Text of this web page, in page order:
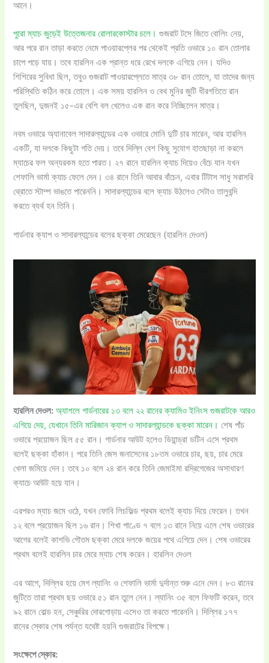
আনে।
পুরো ম্যাচ জুড়েই উত্তেজনার রোলারকোস্টার চলে। গুজরাট টসে জিতে বোলিং নেয়,
আর পরে রান তাড়া করতে নেমে পাওয়ারপ্লের পর থেকেই প্রতি ওভারে ১০ রান তোলার
চাপে পড়ে যায়। তবে হারলিন এক প্রান্ত ধরে রেখে দলকে এগিয়ে নেন। যদিও
শিশিরের সুবিধা ছিল, তবুও গুজরাট পাওয়ারপ্লেতে মাত্র ৩৮ রান তোলে, যা তাদের জন্য
পরিস্থিতি কঠিন করে তোলে। এক সময় হারলিন ও বেথ মুনির জুটি ধীরগতিতে রান
তুলছিল, দুজনই ১৫-এর বেশি বল খেলেও এক রান করে নিচ্ছিলেন মাত্র।
নবম ওভারে অ্যানাবেল সাদারল্যান্ডের এক ওভারে মোনি দুটি চার মারেন, আর হারলিন
একটি, যা দলকে কিছুটা গতি দেয়। তবে দিল্লি বেশ কিছু সুযোগ হাতছাড়া না করলে
ম্যাচের ফল অন্যরকম হতে পারত। ২৭ রানে হারলিন ক্যাচ দিয়েও বেঁচে যান যখন
শেফালি ভার্মা ক্যাচ ফেলে দেন। ৩৪ রানে তিনি আবার বাঁচেন, এবার টিটাস সাধু সরাসরি
থ্রোতে স্টাম্প ভাঙতে পারেননি। সাদারল্যান্ডের বলে ক্যাচ উঠলেও সেটাও তালুবন্দি
করতে ব্যর্থ হন তিনি।
গার্ডনার ক্যাপ ও সাদারল্যান্ডের বলের ছক্কা মেরেছেন (হারলিন দেওল)
হারলিন দেওল: অ্যাশলে গার্ডনারের ১৩ বলে ২২ রানের ক্যামিও ইনিংস গুজরাটকে আরও
এগিয়ে দেয়, যেখানে তিনি মারিজান ক্যাপ ও সাদারল্যান্ডকে ছক্কা মারেন। শেষ পাঁচ
ওভারে প্রয়োজন ছিল ৫৫ রান। গার্ডনার আউট হলেও ডিয়ান্ড্রা ডটিন এসে প্রথম
বলেই ছক্কা হাঁকান। পরে তিনি জেস জনাসেনের ১৮তম ওভারে চার, ছয়, চার মেরে
খেলা জমিয়ে দেন। তবে ১০ বলে ২৪ রান করে তিনি জেমাইমা রদ্রিগেজের অসাধারণ
ক্যাচে আউট হয়ে যান।
এরপরও ম্যাচ জমে ওঠে, যখন ফোবি লিচফিল্ড প্রথম বলেই ক্যাচ দিয়ে ফেরেন। তখন
১২ বলে প্রয়োজন ছিল ১৬ রান। শিখা পাণ্ডে ৭ বলে ১৩ রানে নিয়ে এলে শেষ ওভারের
আগের বলেই কাশভি গৌতম ছক্কা মেরে দলকে জয়ের পথে এগিয়ে দেন। শেষ ওভারের
প্রথম বলেই হারলিন চার মেরে ম্যাচ শেষ করেন। হারলিন দেওল
এর আগে, দিল্লির হয়ে মেগ ল্যানিং ও শেফালি ভার্মা দুর্দান্ত শুরু এনে দেন। ৮৩ রানের
জুটিতে তারা প্রথম ছয় ওভারে ৫১ রান তুলে নেন। ল্যানিং ৩৫ বলে ফিফটি করেন, তবে
৯২ রানে বোল্ড হন, সেঞ্চুরির দোরগোড়ায় এসেও তা করতে পারেননি। দিল্লির ১৭৭
রানের স্কোর শেষ পর্যন্ত যথেষ্ট হয়নি গুজরাটের বিপক্ষে।
সংক্ষেপে স্কোর: